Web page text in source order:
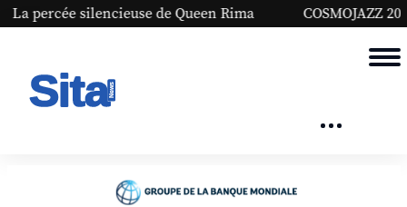
Rima COSMOJAZZ 2026 | Les plus belles scènes